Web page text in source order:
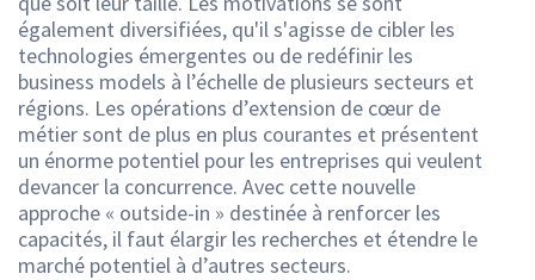
également diversifiées, qu'il s'agisse de cibler les
technologies émergentes ou de redéfinir les
business models à l’échelle de plusieurs secteurs et
régions. Les opérations d’extension de cœur de
métier sont de plus en plus courantes et présentent
un énorme potentiel pour les entreprises qui veulent
devancer la concurrence. Avec cette nouvelle
approche « outside-in » destinée à renforcer les
capacités, il faut élargir les recherches et étendre le
marché potentiel à d’autres secteurs.